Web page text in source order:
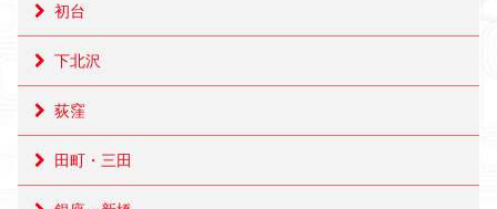
初台
下北沢
荻窪
田町・三田